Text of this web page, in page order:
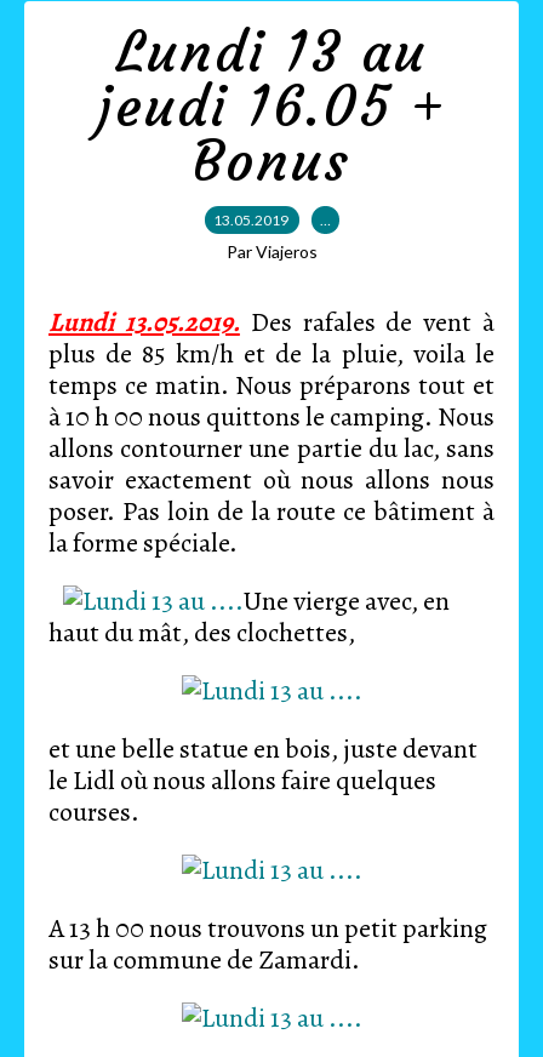
Lundi 13 au
jeudi 16.05 +
Bonus
13.05.2019 …
Par Viajeros
Lundi 13.05.2019. Des rafales de vent à
plus de 85 km/h et de la pluie, voila le
temps ce matin. Nous préparons tout et
à 10 h 00 nous quittons le camping. Nous
allons contourner une partie du lac, sans
savoir exactement où nous allons nous
poser. Pas loin de la route ce bâtiment à
la forme spéciale.
Une vierge avec, en
haut du mât, des clochettes,
et une belle statue en bois, juste devant
le Lidl où nous allons faire quelques
courses.
A 13 h 00 nous trouvons un petit parking
sur la commune de Zamardi.